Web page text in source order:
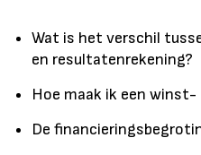
Wat is het verschil
en resultatenrekening?
Hoe maak ik een winst-
De